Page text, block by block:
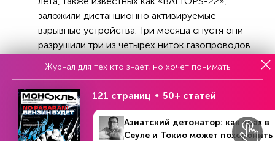
заложили дистанционно активируемые
взрывные устройства. Три месяца спустя они
разрушили три из четырёх ниток газопроводов.
Позже Херш в интервью газете Berliner Zeitung
диверсию на «Северных потоках» из-за
недоверия к Германии, с целью удержать эту
страну «в режиме антироссийских санкций».
Журнал для тех кто знает, но хочет понимать
121 страниц 50+ статей
Азиатский детонатор: как крах в
Сеуле и Токио может похоронить